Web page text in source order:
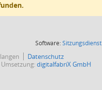
Software:Sitzungsdienst
Datenschutz
Umsetzung:digitalfabriX GmbH